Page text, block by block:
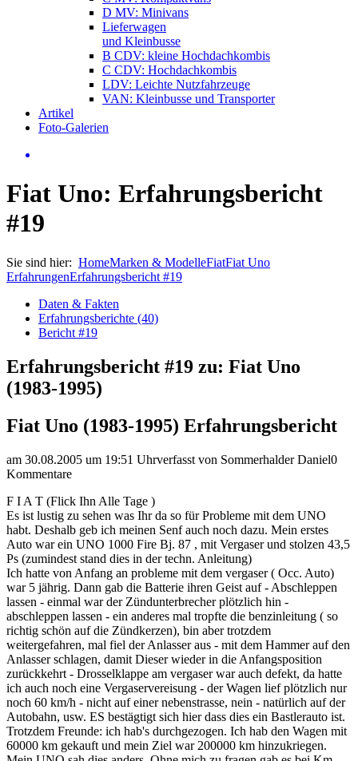
D MV: Minivans
Lieferwagen
und Kleinbusse
B CDV: kleine Hochdachkombis
C CDV: Hochdachkombis
LDV: Leichte Nutzfahrzeuge
VAN: Kleinbusse und Transporter
Artikel
Foto-Galerien
Fiat Uno: Erfahrungsbericht
#19
Sie sind hier: HomeMarken & ModelleFiatFiat Uno
ErfahrungenErfahrungsbericht #19
Daten & Fakten
Erfahrungsberichte (40)
Bericht #19
Erfahrungsbericht #19 zu: Fiat Uno
(1983-1995)
Fiat Uno (1983-1995) Erfahrungsbericht
am 30.08.2005 um 19:51 Uhrverfasst von Sommerhalder Daniel0
Kommentare
F I A T (Flick Ihn Alle Tage )
Es ist lustig zu sehen was Ihr da so für Probleme mit dem UNO
habt. Deshalb geb ich meinen Senf auch noch dazu. Mein erstes
Auto war ein UNO 1000 Fire Bj. 87 , mit Vergaser und stolzen 43,5
Ps (zumindest stand dies in der techn. Anleitung)
Ich hatte von Anfang an probleme mit dem vergaser ( Occ. Auto)
war 5 jährig. Dann gab die Batterie ihren Geist auf - Abschleppen
lassen - einmal war der Zündunterbrecher plötzlich hin -
abschleppen lassen - ein anderes mal tropfte die benzinleitung ( so
richtig schön auf die Zündkerzen), bin aber trotzdem
weitergefahren, mal fiel der Anlasser aus - mit dem Hammer auf den
Anlasser schlagen, damit Dieser wieder in die Anfangsposition
zurückkehrt - Drosselklappe am vergaser war auch defekt, da hatte
ich auch noch eine Vergaservereisung - der Wagen lief plötzlich nur
noch 60 km/h - nicht auf einer nebenstrasse, nein - natürlich auf der
Autobahn, usw. ES bestägtigt sich hier dass dies ein Bastlerauto ist.
Trotzdem Freunde: ich hab's durchgezogen. Ich hab den Wagen mit
60000 km gekauft und mein Ziel war 200000 km hinzukriegen.